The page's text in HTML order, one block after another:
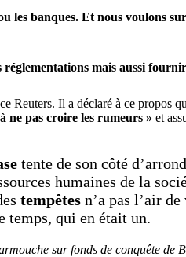
les banques. Et nous voulons
mais aussi
Reuters. Il a déclaré à ce propos
ne pas croire les rumeurs » et
tente de son côté
humaines de la
tempêtes n’a pas l’air
temps, qui en était un.
sur fonds de conquête